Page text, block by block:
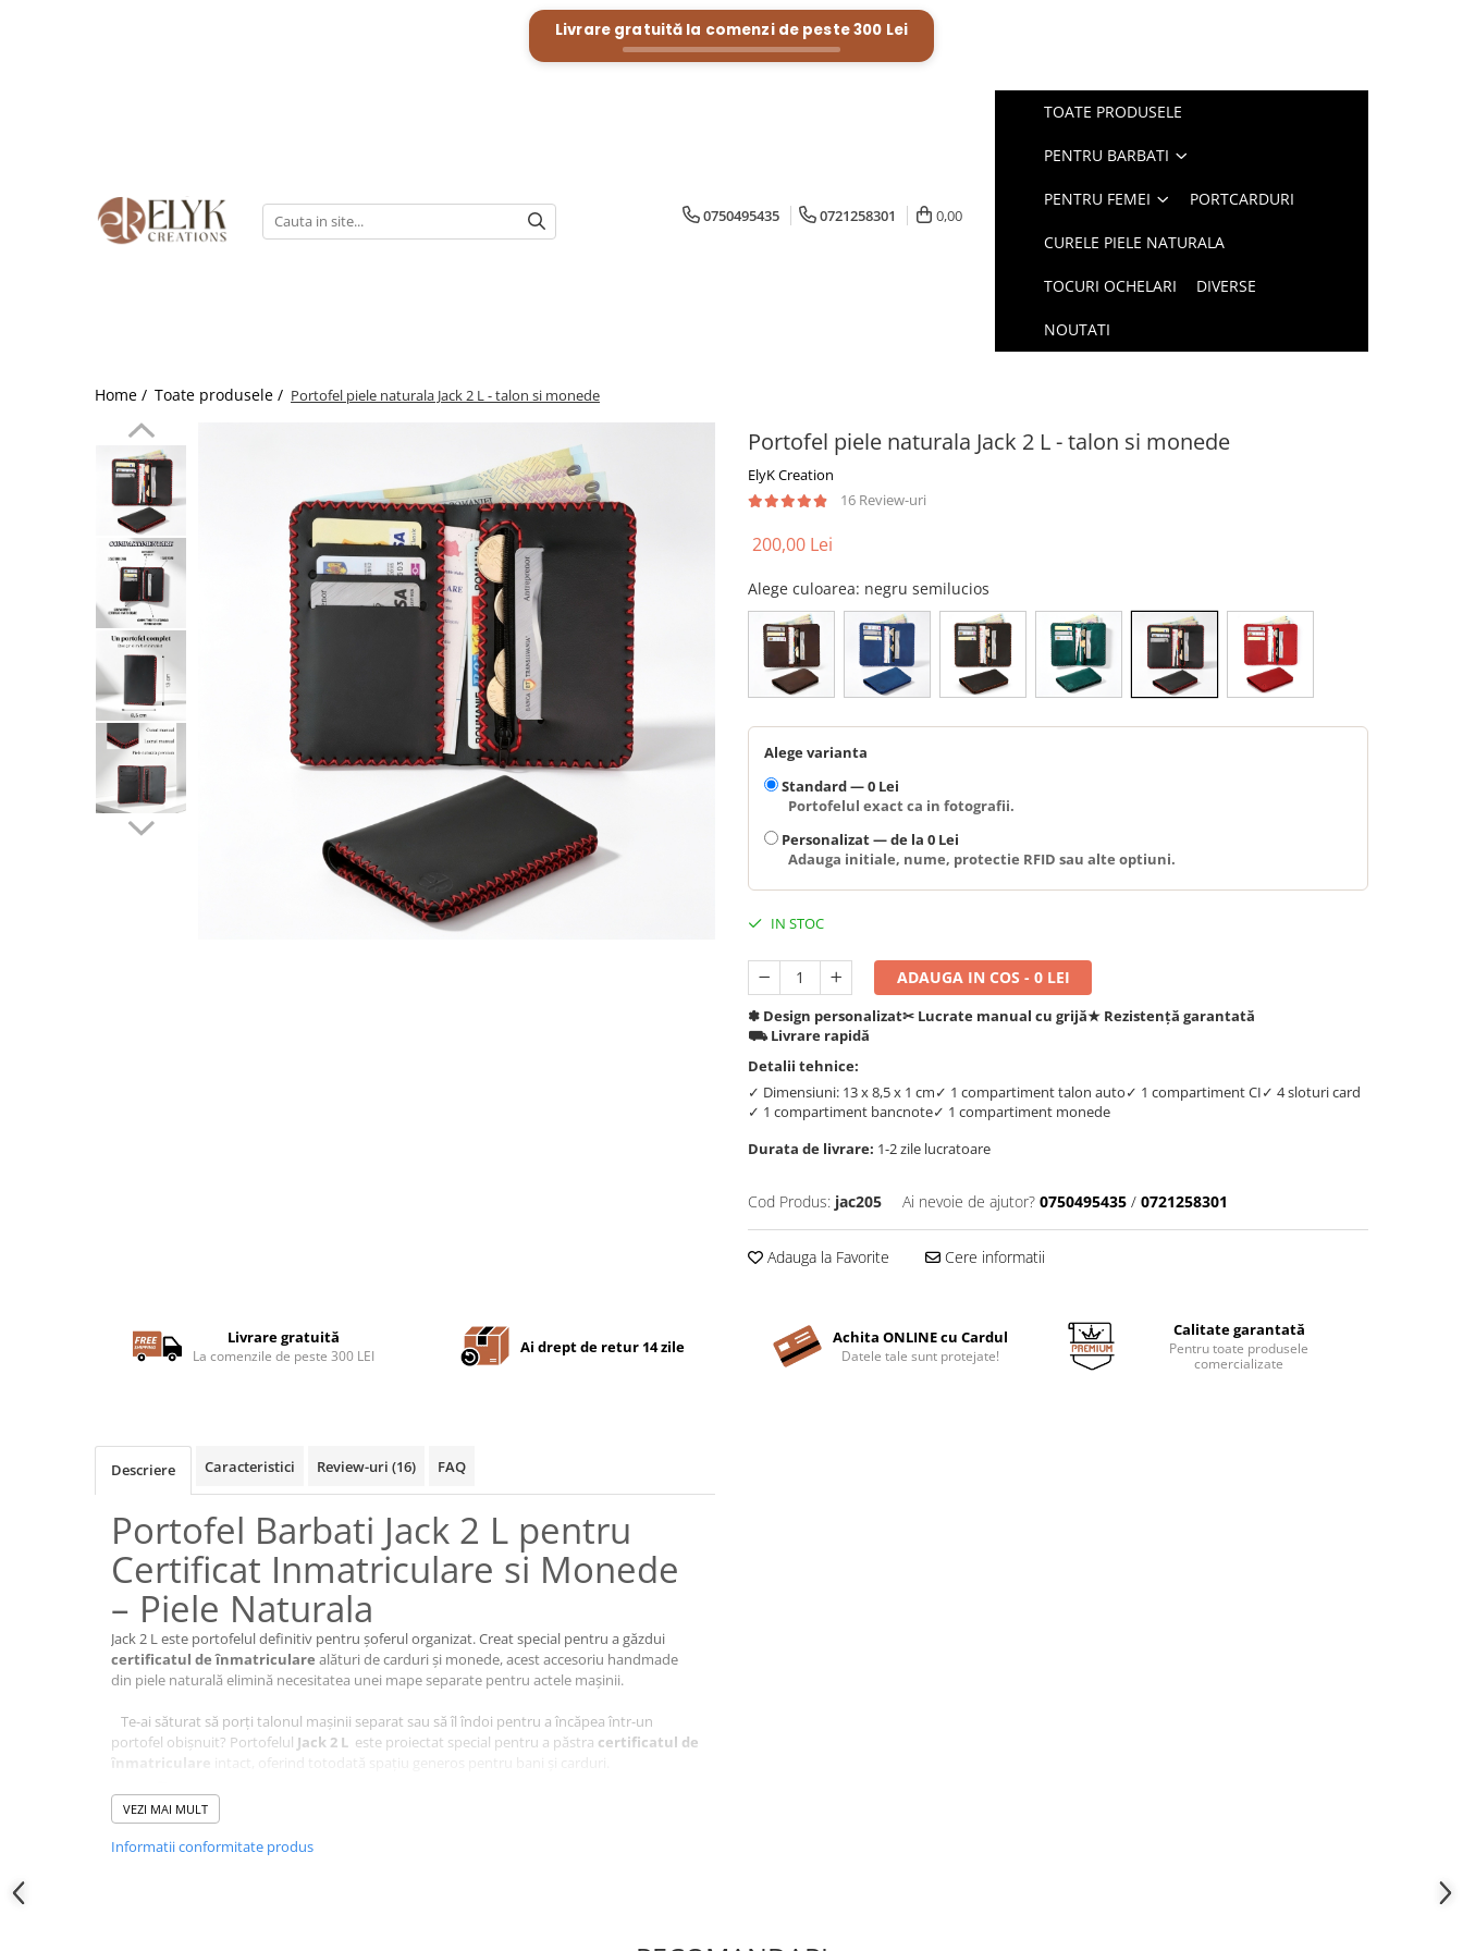
Livrare gratuită la comenzi de peste300 Lei
0750495435 0721258301 0,00
TOATE PRODUSELE
PENTRU BARBATI
PENTRU FEMEI PORTCARDURI
CURELE PIELE NATURALA
TOCURI OCHELARI DIVERSE
NOUTATI
Home / Toate produsele / Portofel piele naturala Jack 2 L - talon si monede
Portofel piele naturala Jack 2 L - talon si monede
ElyK Creation
16 Review-uri
200,00 Lei
Alege culoarea: negru semilucios
Alege varianta
Standard —0 Lei
Portofelul exact ca in fotografii.
Personalizat —de la 0 Lei
Adauga initiale, nume, protectie RFID sau alte optiuni.
IN STOC
ADAUGA IN COS - 0 LEI
✽ Design personalizat✂︎ Lucrate manual cu grijă★ Rezistență garantată
⛟ Livrare rapidă
Detalii tehnice:
✓ Dimensiuni: 13 x 8,5 x 1 cm✓ 1 compartiment talon auto✓ 1 compartiment CI✓ 4 sloturi card
✓ 1 compartiment bancnote✓ 1 compartiment monede
Durata de livrare: 1-2 zile lucratoare
Cod Produs: jac205 Ai nevoie de ajutor? 0750495435 / 0721258301
Adauga la Favorite Cere informatii
Livrare gratuită
La comenzile de peste 300 LEI Ai drept de retur 14 zile Achita ONLINE cu Cardul
Datele tale sunt protejate!
Calitate garantată
Pentru toate produsele
comercializate
Descriere Caracteristici Review-uri (16) FAQ
Portofel Barbati Jack 2 L pentru
Certificat Inmatriculare si Monede
– Piele Naturala
Jack 2 L este portofelul definitiv pentru șoferul organizat. Creat special pentru a găzdui
certificatul de înmatriculare alături de carduri și monede, acest accesoriu handmade
din piele naturală elimină necesitatea unei mape separate pentru actele mașinii.
Te-ai săturat să porți talonul mașinii separat sau să îl îndoi pentru a încăpea într-un
portofel obișnuit? Portofelul Jack 2 L este proiectat special pentru a păstra certificatul de
înmatriculare
intact, oferind totodată spațiu generos pentru bani și carduri.
VEZI MAI MULT
Informatii conformitate produs